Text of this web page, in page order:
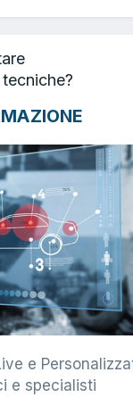
e
e specialisti